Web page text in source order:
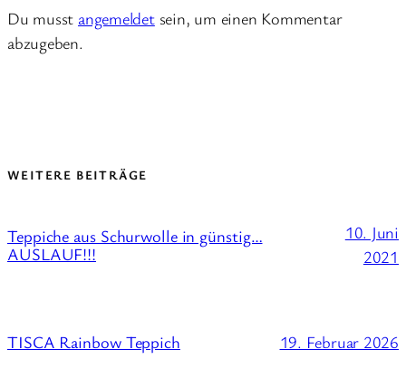
Du musst angemeldetsein, um einen Kommentar
abzugeben.
WEITERE BEITRÄGE
Teppiche aus Schurwolle in günstig…
AUSLAUF!!!
10. Juni
2021
TISCA Rainbow Teppich 19. Februar 2026